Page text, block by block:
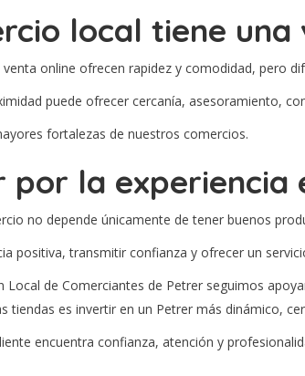
local tiene
online ofrecen rapidez y comodidad, pero
puede ofrecer cercanía, asesoramiento,
fortalezas de nuestros comercios.
por la
no depende únicamente de tener buenos
positiva, transmitir confianza y ofrecer un
Local de Comerciantes de Petrer seguimos
tiendas es invertir en un Petrer más dinámico,
encuentra confianza, atención y